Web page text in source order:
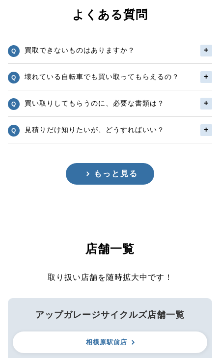
よくある質問
買取できないものはありますか？
壊れている自転車でも買い取ってもらえるの？
買い取りしてもらうのに、必要な書類は？
見積りだけ知りたいが、どうすればいい？
もっと見る
店舗一覧
取り扱い店舗を随時拡大中です！
アップガレージサイクルズ店舗一覧
相模原駅前店